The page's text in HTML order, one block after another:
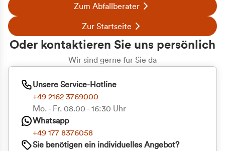
Zum Abfallberater
Zur Startseite
Oder kontaktieren Sie uns persönlich
Wir sind gerne für Sie da
Unsere Service-Hotline
+49 2162 3769000
Mo. - Fr. 08.00 - 16:30 Uhr
Whatsapp
+49 177 8376058
Sie benötigen ein individuelles Angebot?